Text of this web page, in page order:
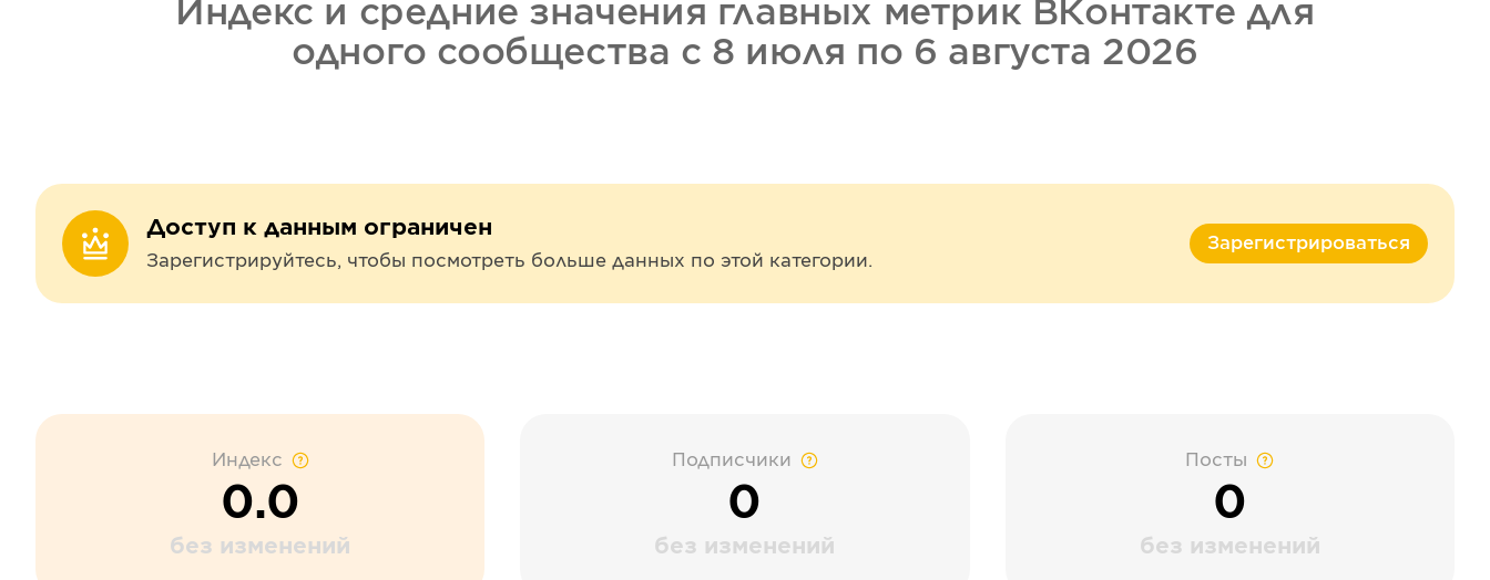
Индекс и средние значения главных метрик ВКонтакте для
одного сообщества с 8 июля по 6 августа 2026
Доступ к данным ограничен
Зарегистрируйтесь, чтобы посмотреть больше данных по этой категории.
Зарегистрироваться
Индекс
0.0
без изменений
Подписчики
0
без изменений
Посты
0
без изменений